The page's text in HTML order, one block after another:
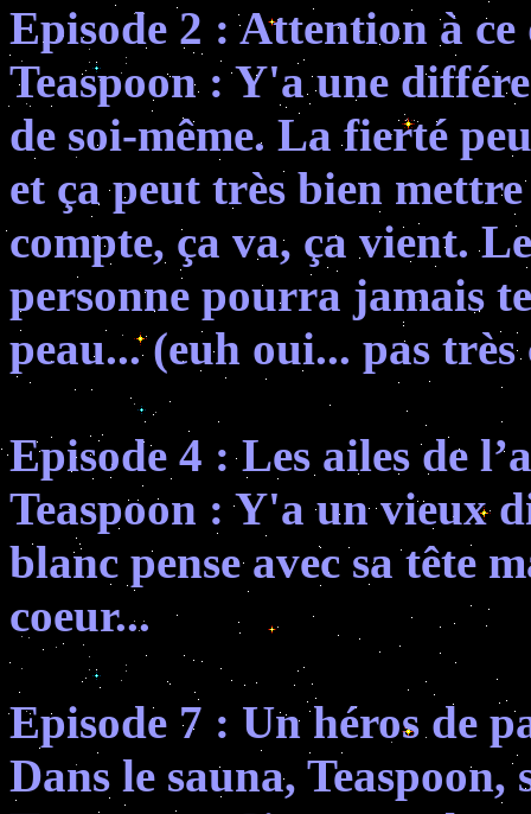
Episode 2 : Attention à ce
Teaspoon : Y'a une
de soi-même. La fierté
et ça peut très bien
compte, ça va, ça vient.
personne pourra jamais
peau... (euh oui... pas
Episode 4 : Les ailes de
Teaspoon : Y'a un vieux
blanc pense avec sa tête
coeur...
Episode 7 : Un héros de
Dans le sauna,